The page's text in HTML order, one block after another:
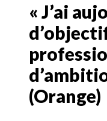
« J’ai
(Orange)